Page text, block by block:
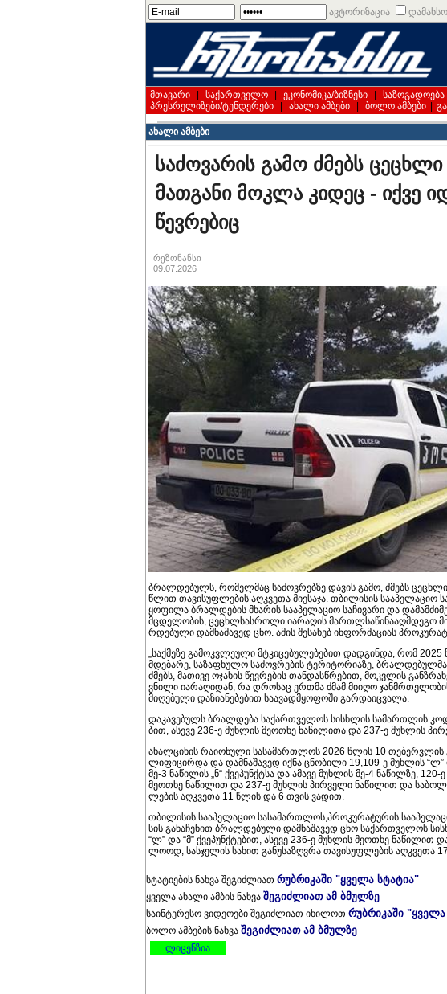
ავტორიზაცია
მთავარი საქართველო ეკონომიკა/ბიზნესი საზოგადოება
პრესრელიზები/ტენდერები
ახალი ამბები ბოლო ამბები
ახალი ამბები
საძოვარის გამო ძმებს
მათგანი მოკლა კიდეც - იქვე
წევრებიც
რეზონანსი
09.07.2026
ბრალდებულს, რომელმაც საძოვრებზე დავის გამო, ძმებს
წლით თავისუფლების აღკვეთა მიესაჯა. თბი­ლი­სის
ყო­ფი­ლა ბრალ­დე­ბის მხა­რის სა­ა­პე­ლა­ციო სა­ჩი­ვა­რი და
მცდე­ლო­ბის, ცე­ცხლსას­რო­ლი ია­რა­ღის მარ­თლსა­წი­ნა­აღ­მდე­გო
რდე­ბუ­ლი დამ­ნა­შა­ვედ ცნო. ამის შე­სა­ხებ ინ­ფორ­მა­ცი­ას
„საქ­მე­ზე გა­მოკ­ვლე­უ­ლი მტკი­ცე­ბუ­ლე­ბე­ბით დად­გინ­და, რომ
მდე­ბა­რე, სა­ზა­ფხუ­ლო სა­ძოვ­რე­ბის ტე­რი­ტო­რი­ა­ზე, ბრალ­დე­ბულ­მა
ძმებს, მა­თი­ვე ოჯა­ხის წევ­რე­ბის თან­დას­წრე­ბით, მოკ­ვლის
ვნი­ლი ია­რა­ღი­დან, რა დრო­საც ერ­თმა ძმამ მი­ი­ღო
მი­ღე­ბუ­ლი და­ზი­ა­ნე­ბე­ბით სა­ა­ვად­მყო­ფო­ში გარ­და­იც­ვა­ლა.
და­კა­ვე­ბულს ბრალ­დე­ბა სა­ქარ­თვე­ლოს სის­ხლის სა­მარ­თლის
ბით, ასე­ვე 236-ე მუხ­ლის მე­ო­თხე ნა­წი­ლი­თა და 237-ე მუხ­ლის
ახალ­ცი­ხის რა­ი­ო­ნუ­ლი სა­სა­მარ­თლოს 2026 წლის 10 თე­ბერ­ვლის
ლი­ფი­ცირ­და და დამ­ნა­შა­ვედ იქნა ცნო­ბი­ლი 19,109-ე მუხ­ლის “ლ”
მე-3 ნა­წი­ლის „ნ“ ქვე­პუნ­ქტსა და ამა­ვე მუხ­ლის მე-4 ნა­წილ­ზე,
მე­ო­თხე ნა­წი­ლით და 237-ე მუხ­ლის პირ­ვე­ლი ნა­წი­ლით და
ლე­ბის აღ­კვე­თა 11 წლის და 6 თვის ვა­დით.
თბი­ლი­სის სა­ა­პე­ლა­ციო სა­სა­მარ­თლოს,პრო­კუ­რა­ტუ­რის
სის გა­ნა­ჩე­ნით ბრალ­დე­ბუ­ლი დამ­ნა­შა­ვედ ცნო სა­ქარ­თვე­ლოს
“ლ” და “მ” ქვე­პუნ­ქტე­ბით, ასე­ვე 236-ე მუხ­ლის მე­ო­თხე
ლო­ოდ, სას­ჯე­ლის სა­ხით გა­ნუ­სა­ზღვრა თა­ვი­სუფ­ლე­ბის აღ­კვე­თა
სტატიების ნახვა შეგიძლიათ რუბრიკაში "ყველა სტატია"
ყველა ახალი ამბის ნახვა შეგიძლიათ ამ ბმულზე
საინტერესო ვიდეოები შეგიძლიათ იხილოთ რუბრიკაში
ბოლო ამბების ნახვა შეგიძლიათ ამ ბმულზე
ლიცენზია